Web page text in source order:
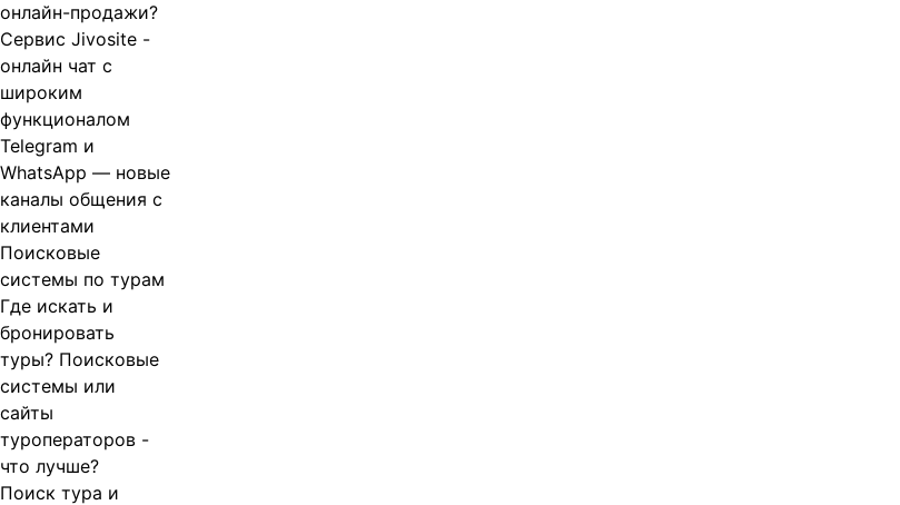
онлайн-продажи?
Сервис Jivosite -
онлайн чат с
широким
функционалом
Telegram и
WhatsApp — новые
каналы общения с
клиентами
Поисковые
системы по турам
Где искать и
бронировать
туры? Поисковые
системы или
сайты
туроператоров -
что лучше?
Поиск тура и